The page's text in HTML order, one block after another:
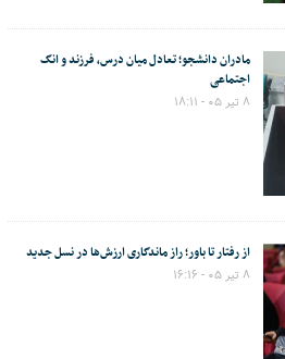
مادران دانشجو؛ تعادل میان درس، فرزند و انگ
اجتماعی
۸ تیر ۰۵ - ۱۸:۱۱
از رفتار تا باور؛ راز ماندگاری ارزش‌ها در نسل جدید
۸ تیر ۰۵ - ۱۶:۱۶